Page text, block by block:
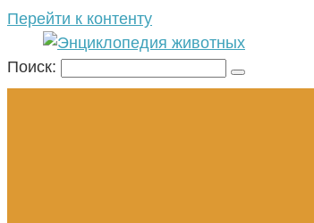
Перейти к контенту
Поиск: